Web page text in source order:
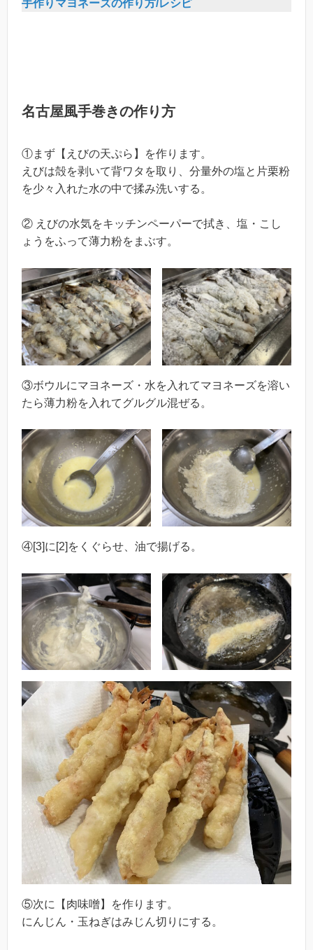
手作りマヨネーズの作り方/レシピ
名古屋風手巻きの作り方
①まず【えびの天ぷら】を作ります。
えびは殻を剥いて背ワタを取り、分量外の塩と片栗粉
を少々入れた水の中で揉み洗いする。
② えびの水気をキッチンペーパーで拭き、塩・こし
ょうをふって薄力粉をまぶす。
③ボウルにマヨネーズ・水を入れてマヨネーズを溶い
たら薄力粉を入れてグルグル混ぜる。
④[3]に[2]をくぐらせ、油で揚げる。
⑤次に【肉味噌】を作ります。
にんじん・玉ねぎはみじん切りにする。